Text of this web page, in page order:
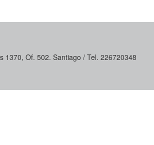
1370, Of. 502. Santiago / Tel. 226720348